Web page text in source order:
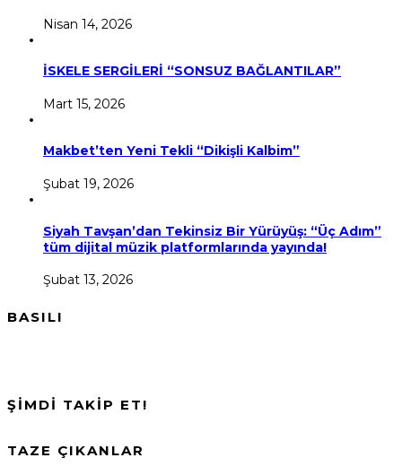
Nisan 14, 2026
İSKELE SERGİLERİ “SONSUZ BAĞLANTILAR”
Mart 15, 2026
Makbet’ten Yeni Tekli “Dikişli Kalbim”
Şubat 19, 2026
Siyah Tavşan’dan Tekinsiz Bir Yürüyüş: “Üç Adım”
tüm dijital müzik platformlarında yayında!
Şubat 13, 2026
BASILI
ŞİMDİ TAKİP ET!
TAZE ÇIKANLAR